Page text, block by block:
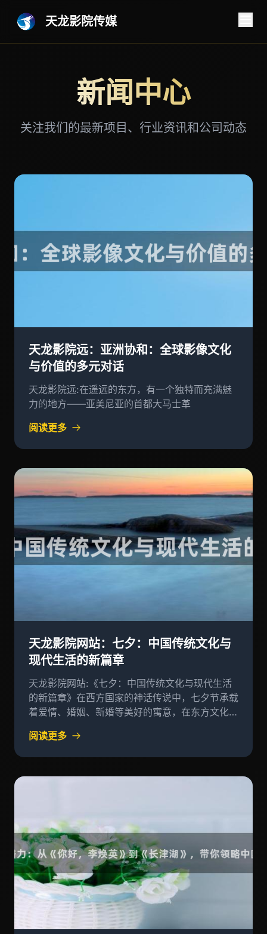
天龙影院传媒
新闻中心
关注我们的最新项目、行业资讯和公司动态
天龙影院远：亚洲协和：全球影像文化
与价值的多元对话
天龙影院远:在遥远的东方，有一个独特而充满魅
力的地方——亚美尼亚的首都大马士革
阅读更多
天龙影院网站：七夕：中国传统文化与
现代生活的新篇章
天龙影院网站:《七夕：中国传统文化与现代生活
的新篇章》在西方国家的神话传说中，七夕节承载
着爱情、婚姻、新婚等美好的寓意，在东方文化
容，承载了中国人对婚姻、家庭以及未来世代美好
生活的期待
阅读更多